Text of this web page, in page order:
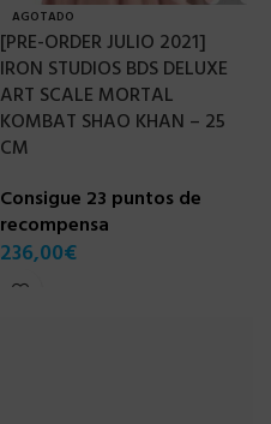
AGOTADO
[PRE-ORDER JULIO 2021]
IRON STUDIOS BDS DELUXE
ART SCALE MORTAL
KOMBAT SHAO KHAN – 25
CM
Consigue 23 puntos de
recompensa
236,00€